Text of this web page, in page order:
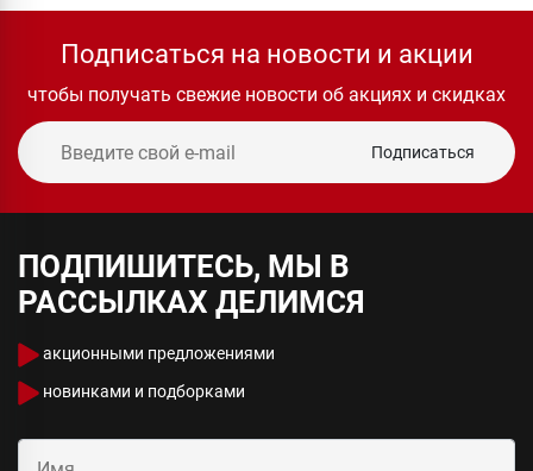
Подписаться на новости и акции
чтобы получать свежие новости об акциях и скидках
Подписаться
ПОДПИШИТЕСЬ, МЫ В
РАССЫЛКАХ ДЕЛИМСЯ
акционными предложениями
новинками и подборками